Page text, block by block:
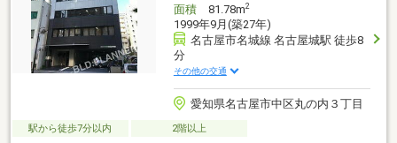
面積81.78m2
1999年9月(築27年)
名古屋市名城線 名古屋城駅 徒歩8
分
その他の交通
愛知県名古屋市中区丸の内３丁目
駅から徒歩7分以内 2階以上